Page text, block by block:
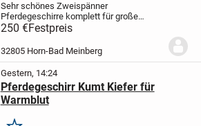
Sehr schönes Zweispänner
Pferdegeschirre komplett für große
Pferde aus schwarzem Leder
vollausstattung mit kopfstücken Leine
stränge
250 €Festpreis
32805 Horn-Bad Meinberg
Gestern, 14:24
Pferdegeschirr Kumt Kiefer für
Warmblut